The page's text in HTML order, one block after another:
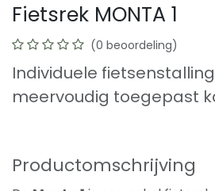
Fietsrek MONTA 1
(0 beoordeling)
Individuele
meervoudig toegepast
Productomschrijving